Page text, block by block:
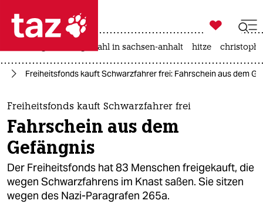
 taz zahl ich
taz zahl ich
themen
politik
öko
gesellschaft

taz zahl ich
landtagswahl in sachsen-anhalt hitze
Freiheitsfonds kauft Schwarzfahrer frei: Fahrschein aus dem
Freiheitsfonds kauft Schwarzfahrer frei
Fahrschein aus dem
Gefängnis
Der Freiheitsfonds hat 83 Menschen freigekauft, die
wegen Schwarzfahrens im Knast saßen. Sie sitzen
wegen des Nazi-Paragrafen 265a.